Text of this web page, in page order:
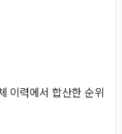
이력에서 합산한 순위